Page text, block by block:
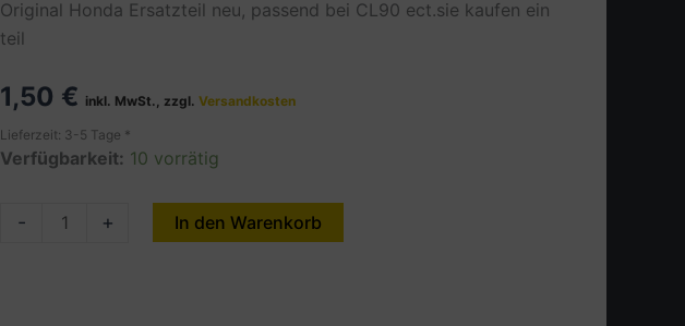
Original Honda Ersatzteil neu, passend bei CL90 ect.sie kaufen ein
teil
1,50 € inkl. MwSt., zzgl.Versandkosten
Lieferzeit: 3-5 Tage *
Verfügbarkeit: 10 vorrätig
- + In den Warenkorb